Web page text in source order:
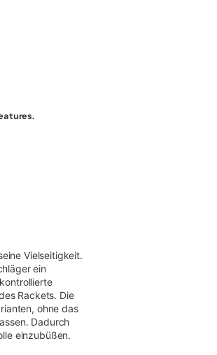
Vielseitigkeit.
ein
Rackets. Die
ohne das
Dadurch
einzubüßen.